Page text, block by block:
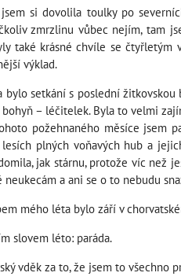
si dovolila toulky po
zmrzlinu vůbec nejím, tam
také krásné chvíle se čtyřletým
výklad.
bylo setkání s poslední
– léčitelek. Byla to velmi
požehnaného měsíce jsem
plných voňavých hub a
jak stárnu, protože víc než
a ani se o to nebudu
mého léta bylo září v
slovem léto: paráda.
vděk za to, že jsem to všechno